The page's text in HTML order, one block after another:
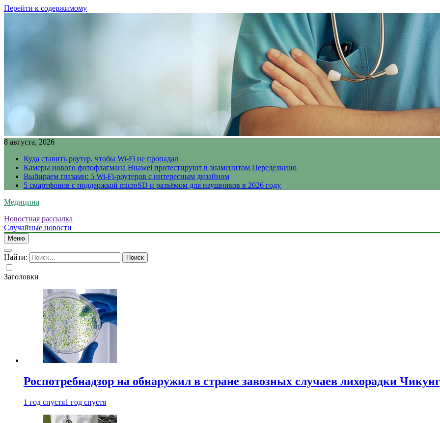
Перейти к содержимому
8 августа, 2026
Куда ставить роутер, чтобы Wi-Fi не пропадал
Камеры нового фотофлагмана Huawei протестируют в знаменитом Переделкино
Выбираем глазами: 5 Wi-Fi-роутеров с интересным дизайном
5 смартфонов с поддержкой microSD и разъёмом для наушников в 2026 году
Медицина
Новостная рассылка
Случайные новости
Меню
Найти:
Заголовки
Роспотребнадзор на обнаружил в стране завозных случаев лихорадки
1 год спустя1 год спустя